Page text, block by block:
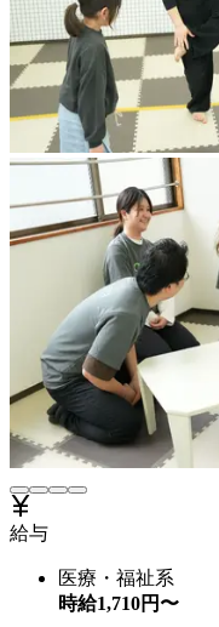
給与
医療・福祉系
時給1,710円〜